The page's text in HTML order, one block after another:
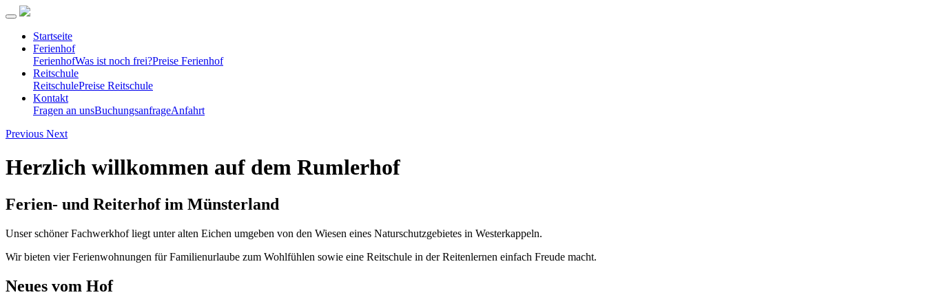
Startseite
Ferienhof
FerienhofWas ist noch frei?Preise Ferienhof
Reitschule
ReitschulePreise Reitschule
Kontakt
Fragen an unsBuchungsanfrageAnfahrt
Previous Next
Herzlich willkommen auf dem Rumlerhof
Ferien- und Reiterhof im Münsterland
Unser schöner Fachwerkhof liegt unter alten Eichen umgeben von den Wiesen eines Naturschutzgebietes in Westerkappeln.
Wir bieten vier Ferienwohnungen für Familienurlaube zum Wohlfühlen sowie eine Reitschule in der Reitenlernen einfach Freude macht.
Neues vom Hof